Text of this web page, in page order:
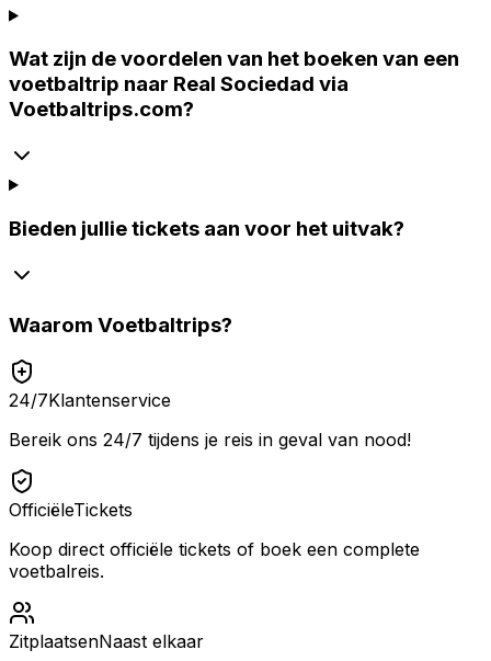
Wat zijn de voordelen van het boeken van een
voetbaltrip naar Real Sociedad via
Voetbaltrips.com?
Bieden jullie tickets aan voor het uitvak?
Waarom Voetbaltrips?
24/7Klantenservice
Bereik ons 24/7 tijdens je reis in geval van nood!
OfficiëleTickets
Koop direct officiële tickets of boek een complete
voetbalreis.
ZitplaatsenNaast elkaar